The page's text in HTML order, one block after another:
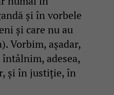
și în vorbele
și care nu au
Vorbim, așadar,
întâlnim, adesea,
și în justiție, în